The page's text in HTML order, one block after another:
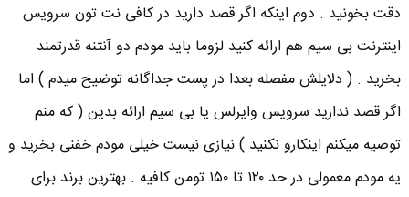
دقت بخونید . دوم اینکه اگر قصد دارید در کافی نت تون سرویس
اینترنت بی سیم هم ارائه کنید لزوما باید مودم دو آنتنه قدرتمند
بخرید . ( دلایلش مفصله بعدا در پست جداگانه توضیح میدم ) اما
اگر قصد ندارید سرویس وایرلس یا بی سیم ارائه بدین ( که منم
توصیه میکنم اینکارو نکنید ) نیازی نیست خیلی مودم خفنی بخرید و
یه مودم معمولی در حد ۱۲۰ تا ۱۵۰ تومن کافیه . بهترین برند برای